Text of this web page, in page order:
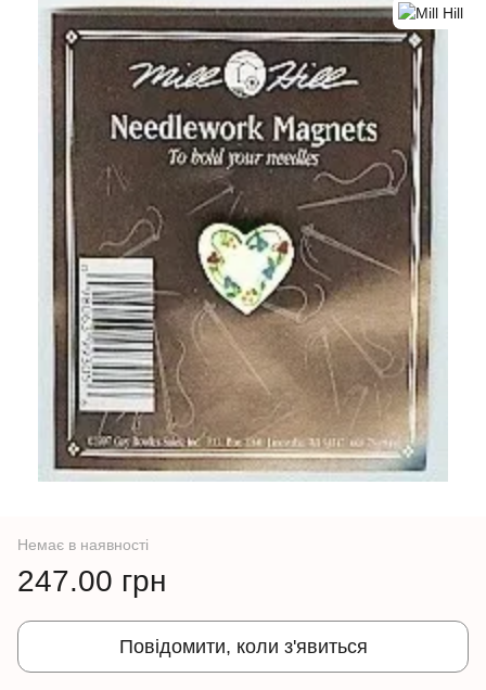
Немає в наявності
247.00 грн
Повідомити, коли з'явиться